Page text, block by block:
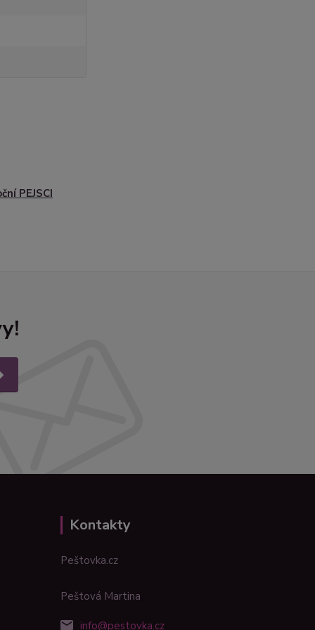
PEJSCI
Kontakty
Peštovka.cz
Peštová Martina
info@pestovka.cz